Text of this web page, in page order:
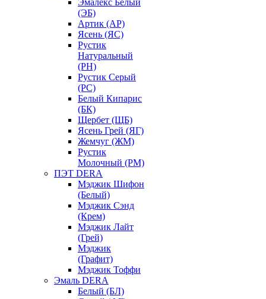
Эмалекс Белый
(ЭБ)
Артик (АР)
Ясень (ЯС)
Рустик
Натуральный
(РН)
Рустик Серый
(РС)
Белый Кипарис
(БК)
Щербет (ЩБ)
Ясень Грей (ЯГ)
Жемчуг (ЖМ)
Рустик
Молочный (РМ)
ПЭТ DERA
Мэджик Шифон
(Белый)
Мэджик Сэнд
(Крем)
Мэджик Лайт
(Грей)
Мэджик
(Графит)
Мэджик Тоффи
Эмаль DERA
Белый (БЛ)